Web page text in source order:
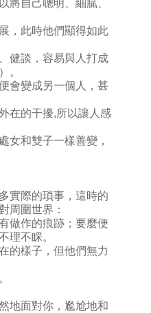
將自己聰明、細膩、
，此時他們顯得如此
健談，容易與人打成
。
會變成另一個人，甚
在的干擾,所以讓人感
女和雙子一樣善變，
實際的瑣事，這時的
周圍世界：
做作的痕跡；要麼便
理不睬。
的樣子，但他們無力
地面對你，尷尬地和